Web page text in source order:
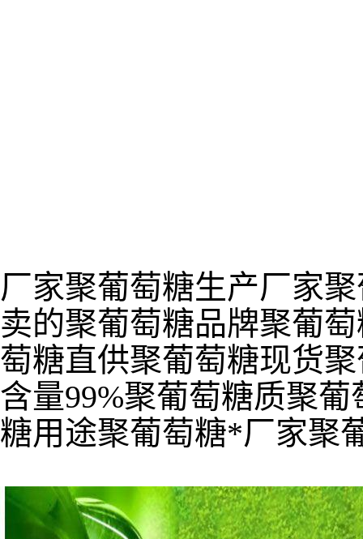
厂家聚葡萄糖生产厂家
卖的聚葡萄糖品牌聚葡
萄糖直供聚葡萄糖现货
含量99%聚葡萄糖质聚
糖用途聚葡萄糖*厂家聚